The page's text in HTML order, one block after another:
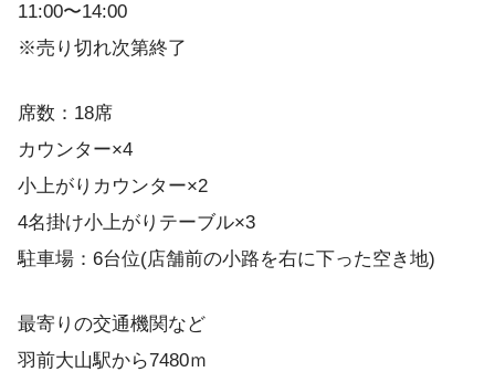
11:00〜14:00
※売り切れ次第終了
席数：18席
カウンター×4
小上がりカウンター×2
4名掛け小上がりテーブル×3
駐車場：6台位(店舗前の小路を右に下った空き地)
最寄りの交通機関など
羽前大山駅から7480ｍ